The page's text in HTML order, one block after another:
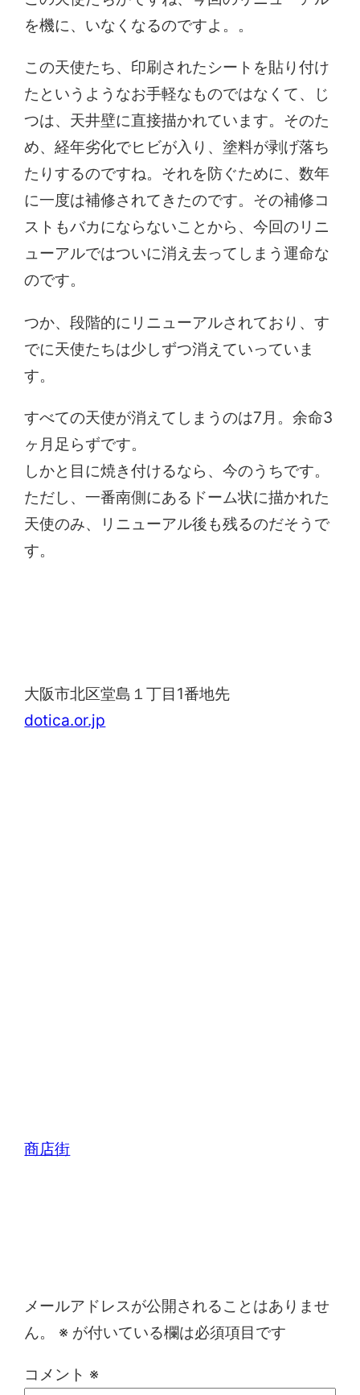
を機に、いなくなるのですよ。。
この天使たち、印刷されたシートを貼り付け
たというようなお手軽なものではなくて、じ
つは、天井壁に直接描かれています。そのた
め、経年劣化でヒビが入り、塗料が剥げ落ち
たりするのですね。それを防ぐために、数年
に一度は補修されてきたのです。その補修コ
ストもバカにならないことから、今回のリニ
ューアルではついに消え去ってしまう運命な
のです。
つか、段階的にリニューアルされており、す
でに天使たちは少しずつ消えていっていま
す。
すべての天使が消えてしまうのは7月。余命3
ヶ月足らずです。
しかと目に焼き付けるなら、今のうちです。
ただし、一番南側にあるドーム状に描かれた
天使のみ、リニューアル後も残るのだそうで
す。
大阪市北区堂島１丁目1番地先
dotica.or.jp
商店街
メールアドレスが公開されることはありませ
ん。
※ が付いている欄は必須項目です
コメント ※